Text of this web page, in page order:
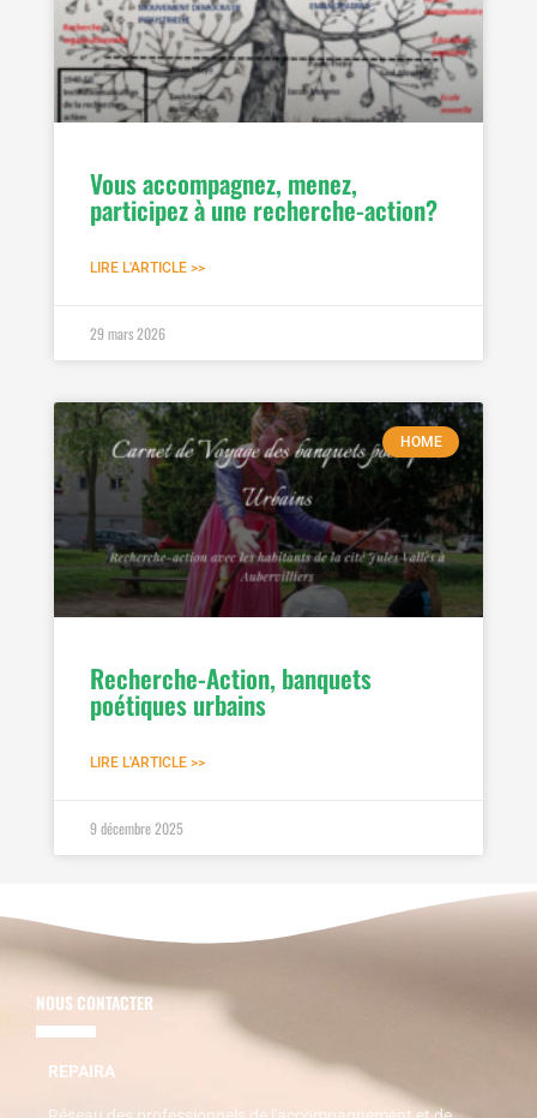
Vous accompagnez, menez,
participez à une recherche-action?
LIRE L'ARTICLE >>
29 mars 2026
HOME
Recherche-Action, banquets
poétiques urbains
LIRE L'ARTICLE >>
9 décembre 2025
NOUS CONTACTER
REPAIRA